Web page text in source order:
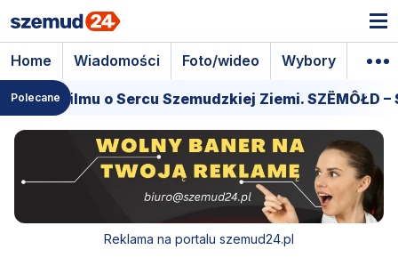
Home Wiadomości Foto/wideo Wybory
Polecanefilmu o Sercu Szemudzkiej Ziemi. SZËMÔŁD –
Reklama na portalu szemud24.pl